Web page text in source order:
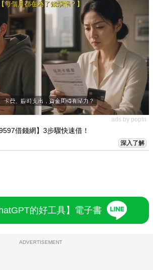
ads by popIn
借錢網】3步驟快速借！
深入了解
的好工具】電子書
ADVERTISEMENT